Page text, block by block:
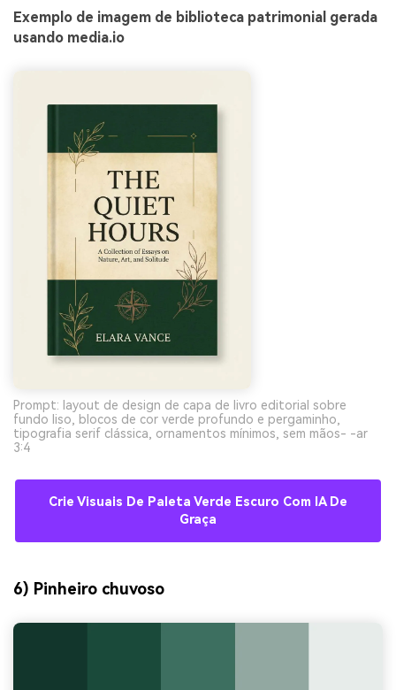
Exemplo de imagem de biblioteca patrimonial gerada
usando media.io
Prompt: layout de design de capa de livro editorial sobre
fundo liso, blocos de cor verde profundo e pergaminho,
tipografia serif clássica, ornamentos mínimos, sem mãos- -ar
3:4
Crie Visuais De Paleta Verde Escuro Com IA De
Graça
6) Pinheiro chuvoso